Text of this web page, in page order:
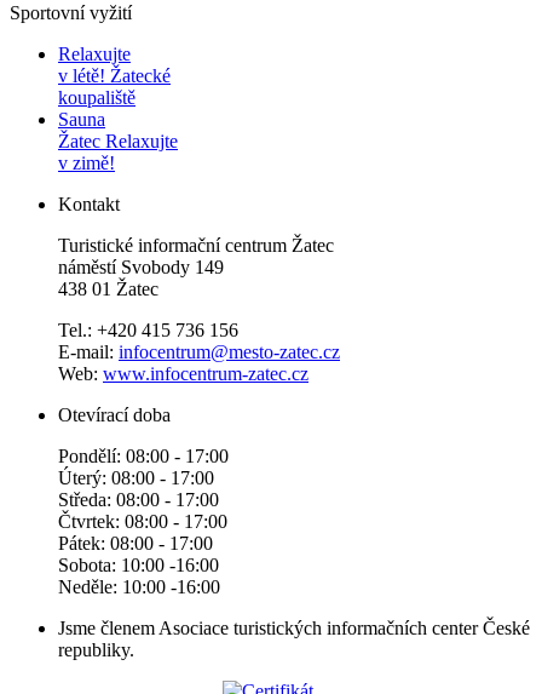
Sportovní vyžití
Relaxujte
v létě! Žatecké
koupaliště
Sauna
Žatec Relaxujte
v zimě!
Kontakt
Turistické informační centrum Žatec
náměstí Svobody 149
438 01 Žatec
Tel.: +420 415 736 156
E-mail: infocentrum@mesto-zatec.cz
Web: www.infocentrum-zatec.cz
Otevírací doba
Pondělí: 08:00 - 17:00
Úterý: 08:00 - 17:00
Středa: 08:00 - 17:00
Čtvrtek: 08:00 - 17:00
Pátek: 08:00 - 17:00
Sobota: 10:00 -16:00
Neděle: 10:00 -16:00
Jsme členem Asociace turistických informačních center České
republiky.